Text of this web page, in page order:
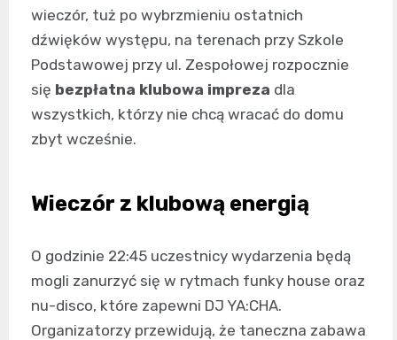
wieczór, tuż po wybrzmieniu ostatnich
dźwięków występu, na terenach przy Szkole
Podstawowej przy ul. Zespołowej rozpocznie
się bezpłatna klubowa impreza dla
wszystkich, którzy nie chcą wracać do domu
zbyt wcześnie.
Wieczór z klubową energią
O godzinie 22:45 uczestnicy wydarzenia będą
mogli zanurzyć się w rytmach funky house oraz
nu-disco, które zapewni DJ YA:CHA.
Organizatorzy przewidują, że taneczna zabawa